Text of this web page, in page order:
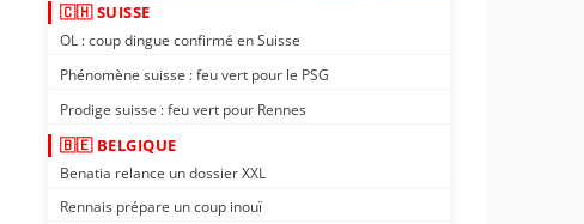
🇨🇭 SUISSE
OL : coup dingue confirmé en Suisse
Phénomène suisse : feu vert pour le PSG
Prodige suisse : feu vert pour Rennes
🇧🇪 BELGIQUE
Benatia relance un dossier XXL
Rennais prépare un coup inouï